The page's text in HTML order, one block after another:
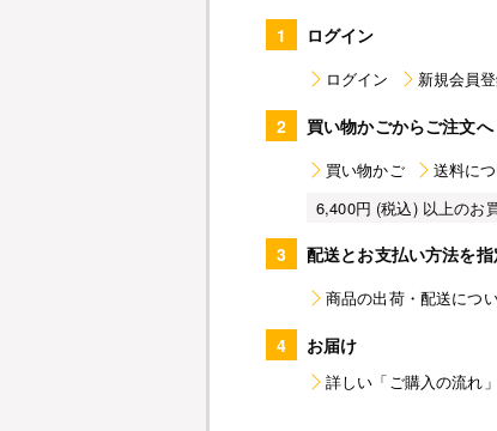
1 ログイン
ログイン 新規会員
2 買い物かごからご注文へ
買い物かご 送料に
6,400円 (税込) 以上のお
3 配送とお支払い方法を指
商品の出荷・配送につ
4 お届け
詳しい「ご購入の流れ